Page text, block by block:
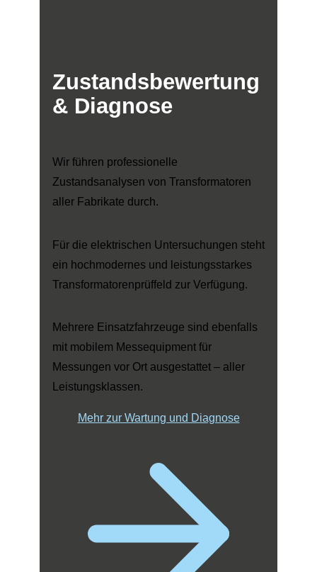
Zustandsbewertung
& Diagnose
Wir führen professionelle
Zustandsanalysen von Transformatoren
aller Fabrikate durch.
Für die elektrischen Untersuchungen steht
ein hochmodernes und leistungsstarkes
Transformatorenprüffeld zur Verfügung.
Mehrere Einsatzfahrzeuge sind ebenfalls
mit mobilem Messequipment für
Messungen vor Ort ausgestattet – aller
Leistungsklassen.
Mehr zur Wartung und Diagnose